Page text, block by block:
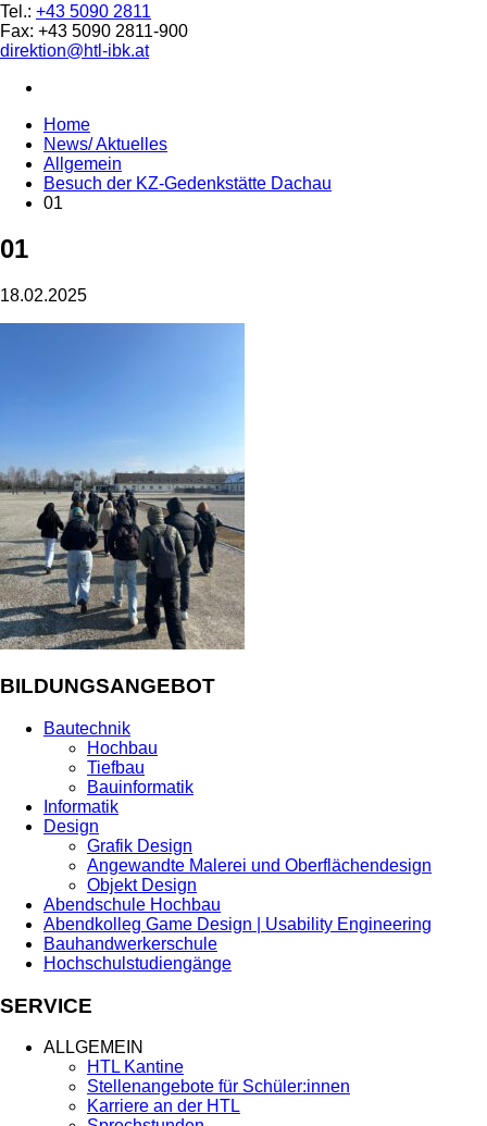
Tel.: +43 5090 2811
Fax: +43 5090 2811-900
direktion@htl-ibk.at
Home
News/ Aktuelles
Allgemein
Besuch der KZ-Gedenkstätte Dachau
01
01
18.02.2025
BILDUNGSANGEBOT
Bautechnik
Hochbau
Tiefbau
Bauinformatik
Informatik
Design
Grafik Design
Angewandte Malerei und Oberflächendesign
Objekt Design
Abendschule Hochbau
Abendkolleg Game Design | Usability Engineering
Bauhandwerkerschule
Hochschulstudiengänge
SERVICE
ALLGEMEIN
HTL Kantine
Stellenangebote für Schüler:innen
Karriere an der HTL